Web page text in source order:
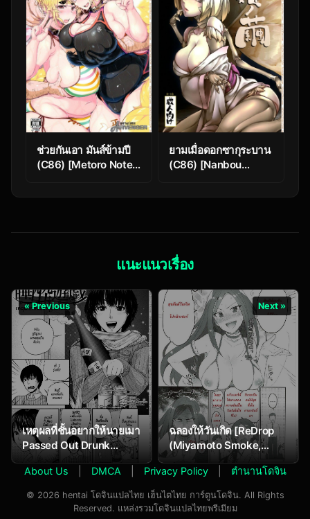
ช่วยกันเอา มันส์ข้ามปี
(C86) [Metoro Notes
ยามเมื่อดอกซากุระบาน
(C86) [Nanbou
Cocoon
แนะแนวเรื่อง
« Previous
เหตุผลที่ชั้นอยากให้นายเมา
Passed Out Drunk
Game
Next »
ฉลองให้วันเกิด [ReDrop
(Miyamoto Smoke,
Otsumami)] Cinderella,
Mousou Kareshi Anego
Hen (THE
[email protected]
About Us DMCA Privacy Policy ตำนานโดจิน
© 2026 hentai โดจินแปลไทย เฮ็นไตไทย การ์ตูนโดจิน. All Rights
Reserved. แหล่งรวมโดจินแปลไทยพรีเมียม